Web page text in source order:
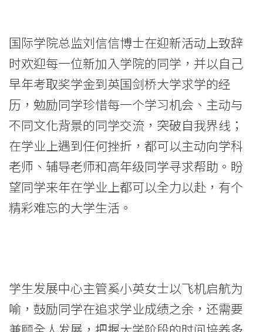
香
港
浸
会
大
学
国际学院总监刘信信博士在迎新活动上致辞
时欢迎每一位新加入学院的同学，并以自己
早年考取奖学金到英国剑桥大学求学的经
历，勉励同学珍惜每一个学习机会、主动与
不同文化背景的同学交流，突破自我界线；
在学业上遇到任何挫折，都可以主动向学科
老师、辅导老师和高年级同学寻求帮助。盼
望同学来年在学业上都可以全力以赴，有个
精彩难忘的大学生活。
学生发展中心主管奚小英女士以飞机启航为
喻，鼓励同学在追求学业成绩之余，还需要